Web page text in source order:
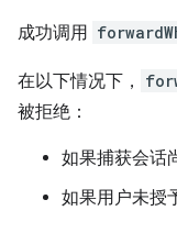
成功调用
在以下情况下，
被拒绝：
如果捕获会话
如果用户未授